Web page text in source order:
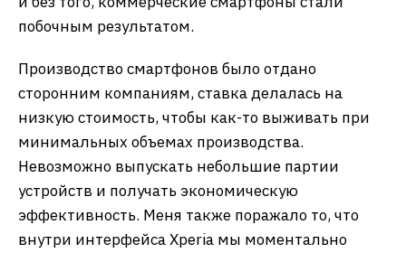
побочным результатом.
Производство смартфонов было отдано
сторонним компаниям, ставка делалась на
низкую стоимость, чтобы как-то выживать при
минимальных объемах производства.
Невозможно выпускать небольшие партии
устройств и получать экономическую
эффективность. Меня также поражало то, что
внутри интерфейса Xperia мы моментально